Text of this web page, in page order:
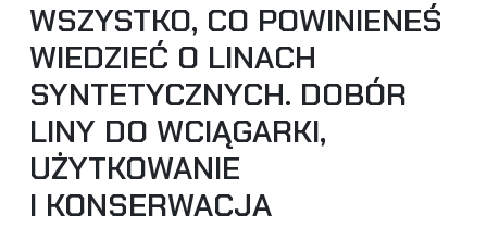
WSZYSTKO, CO POWINIENEŚ
WIEDZIEĆ O LINACH
SYNTETYCZNYCH. DOBÓR
LINY DO WCIĄGARKI,
UŻYTKOWANIE
I KONSERWACJA